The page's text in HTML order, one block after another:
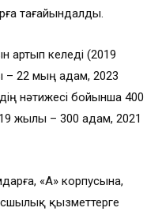
тағайындалды.
келеді (2019
22 мың адам, 2023
нәтижесі бойынша 400
жылы – 300 адам, 2021
«А» корпусына,
қызметтерге